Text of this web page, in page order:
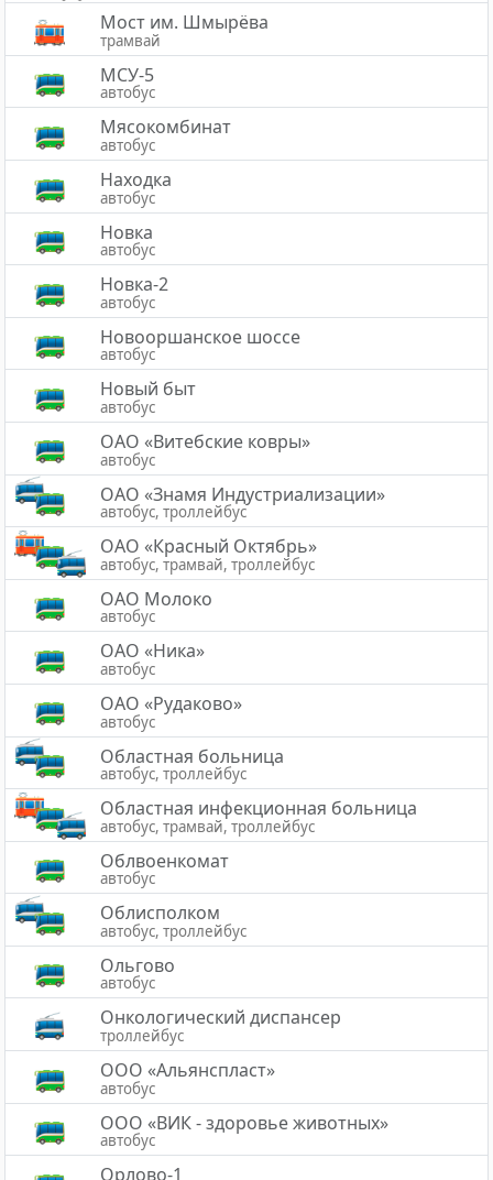
Мост им. Шмырёва
трамвай
МСУ-5
автобус
Мясокомбинат
автобус
Находка
автобус
Новка
автобус
Новка-2
автобус
Новооршанское шоссе
автобус
Новый быт
автобус
ОАО «Витебские ковры»
автобус
ОАО «Знамя Индустриализации»
автобус, троллейбус
ОАО «Красный Октябрь»
автобус, трамвай, троллейбус
ОАО Молоко
автобус
ОАО «Ника»
автобус
ОАО «Рудаково»
автобус
Областная больница
автобус, троллейбус
Областная инфекционная больница
автобус, трамвай, троллейбус
Облвоенкомат
автобус
Облисполком
автобус, троллейбус
Ольгово
автобус
Онкологический диспансер
троллейбус
ООО «Альянспласт»
автобус
ООО «ВИК - здоровье животных»
автобус
Орлово-1